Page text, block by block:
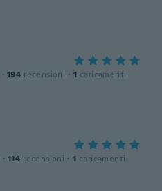
· 194 recensioni · 1 caricamenti
· 114 recensioni · 1 caricamenti